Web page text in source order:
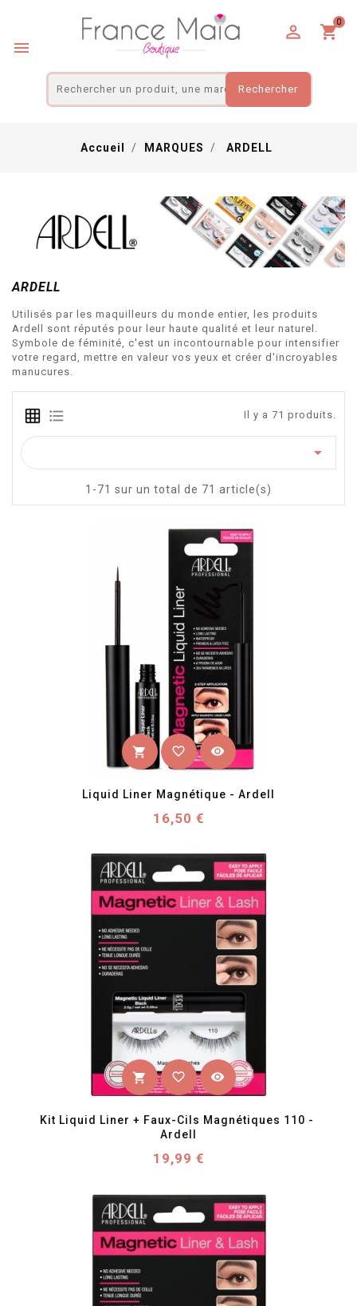
Rechercher
shopping_cart
0


Accueil MARQUES ARDELL
ARDELL
Utilisés par les maquilleurs du monde entier, les produits
Ardell sont réputés pour leur haute qualité et leur naturel.
Symbole de féminité, c'est un incontournable pour intensifier
votre regard, mettre en valeur vos yeux et créer d'incroyables
manucures.
Il y a 71 produits.

1-71 sur un total de 71 article(s)
shopping_cart favorite_border visibility
Liquid Liner Magnétique - Ardell
Prix
16,50 €
shopping_cart favorite_border visibility
Kit Liquid Liner + Faux-Cils Magnétiques 110 -
Ardell
Prix
19,99 €